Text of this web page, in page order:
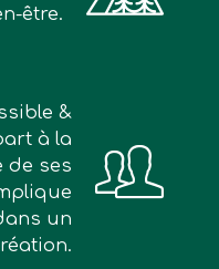
être.
&
à la
de ses
un